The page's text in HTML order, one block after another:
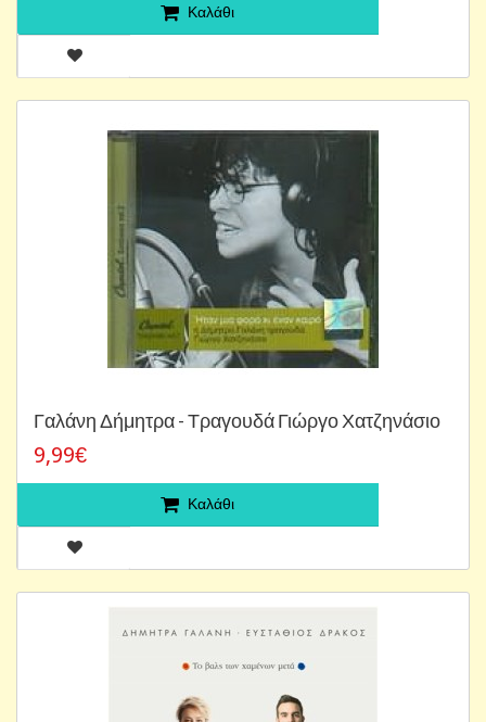
Καλάθι
Γαλάνη Δήμητρα - Τραγουδά Γιώργο Χατζηνάσιο
9,99€
Καλάθι